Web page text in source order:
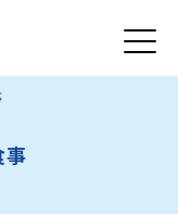
事